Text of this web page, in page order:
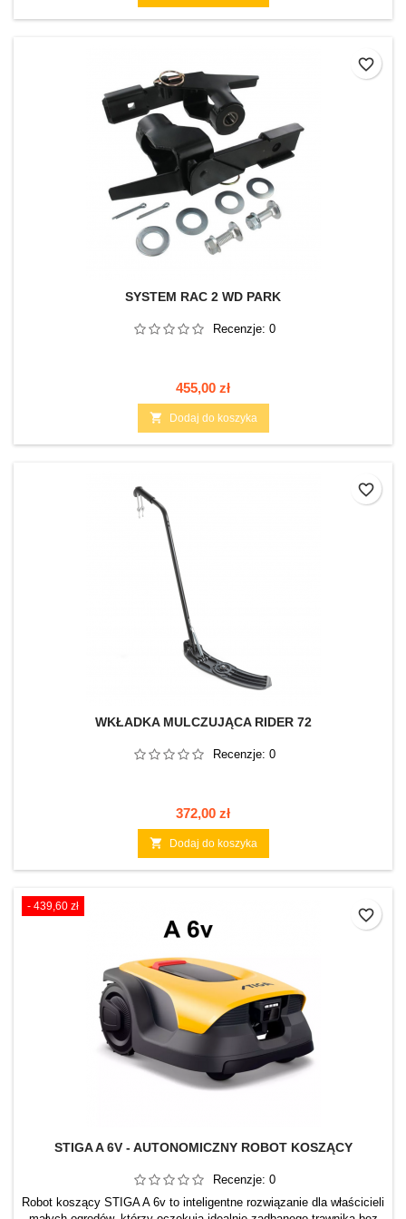
SYSTEM RAC 2 WD PARK
Recenzje: 0
Cena
455,00 zł
 Dodaj do koszyka
favorite_border
WKŁADKA MULCZUJĄCA RIDER 72
Recenzje: 0
Cena
372,00 zł
 Dodaj do koszyka
favorite_border
- 439,60 zł
STIGA A 6V - AUTONOMICZNY ROBOT KOSZĄCY
Recenzje: 0
Robot koszący STIGA A 6v to inteligentne rozwiązanie dla właścicieli
favorite_border